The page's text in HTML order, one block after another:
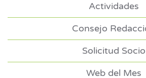
Actividades
Consejo
Solicitud Socio
Web del Mes